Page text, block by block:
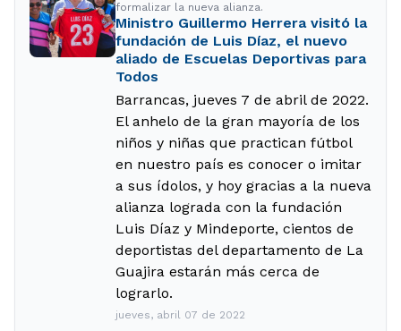
formalizar la nueva alianza.
Ministro Guillermo Herrera visitó la
fundación de Luis Díaz, el nuevo
aliado de Escuelas Deportivas para
Todos
Barrancas, jueves 7 de abril de 2022.
El anhelo de la gran mayoría de los
niños y niñas que practican fútbol
en nuestro país es conocer o imitar
a sus ídolos, y hoy gracias a la nueva
alianza lograda con la fundación
Luis Díaz y Mindeporte, cientos de
deportistas del departamento de La
Guajira estarán más cerca de
lograrlo.
jueves, abril 07 de 2022